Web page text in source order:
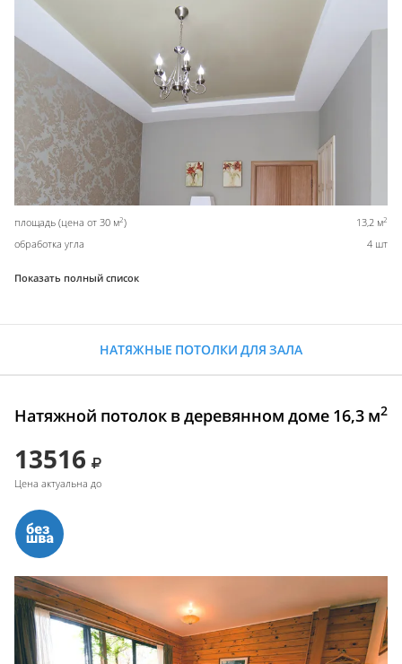
площадь (цена от 30 м2) 13,2 м2
обработка угла 4 шт
Показать полный список
НАТЯЖНЫЕ ПОТОЛКИ ДЛЯ ЗАЛА
Натяжной потолок в деревянном доме 16,3 м2
13516
Цена актуальна до